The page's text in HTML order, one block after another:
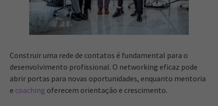
Construir uma rede de contatos é fundamental para o
desenvolvimento profissional. O networking eficaz pode
abrir portas para novas oportunidades, enquanto mentoria
e coaching oferecem orientação e crescimento.